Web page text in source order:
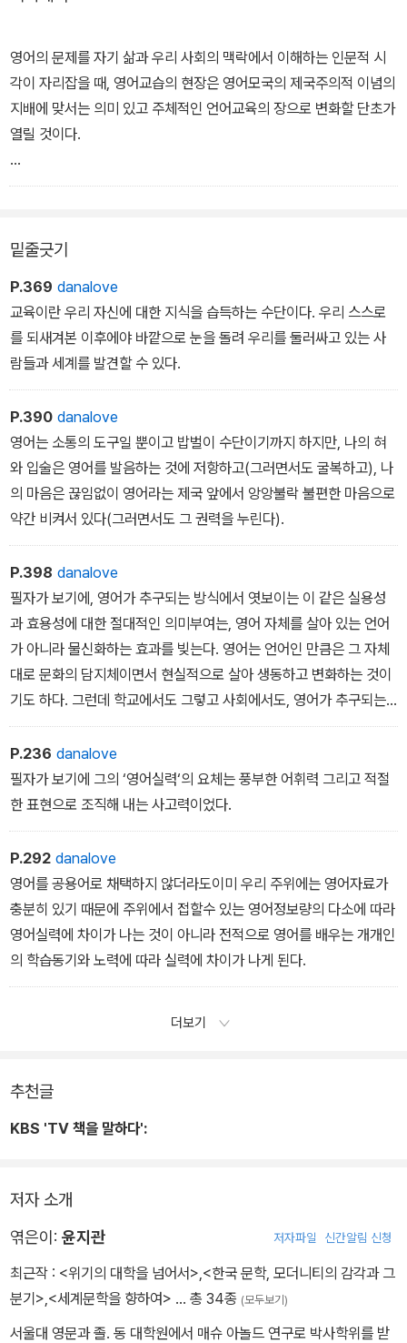
영어의 문제를 자기 삶과 우리 사회의 맥락에서 이해하는 인문적 시
각이 자리잡을 때, 영어교습의 현장은 영어모국의 제국주의적 이념의
지배에 맞서는 의미 있고 주체적인 언어교육의 장으로 변화할 단초가
열릴 것이다.
여기에는 언어를 도구나 기술의 차원만이 아니라 창조의 과정이자 역
이 필요한 국면인 것이다.-p40 중에서
영어가 세계 여러 지역에서 공용화론으로 이어지기까지는 영어는 곧
과학적 진보 혹은 발전적 근대를 수반한다는 신념이 크게 작용한다.
그러나 앞서 보았듯 영어가 상징하는 과학적 진보 혹은 발전적 근대
가 말 그대로 상징이라는 차원을 뛰어넘어 실제적인 차원에서 그 내
용을 실현하는지는 의문이다.
특히 아프리카와 인도 등지를 비롯한 제3세계의 경우 영어 공용화를
통한 진보 혹은 근대화라는 명분과 실리론이 수구세력의 기득권 유지
와 매우 밀접한 관련이 있다는 사실은 의심의 여지가 없다.-p333 중
에서
밑줄긋기
P.369 danalove
교육이란 우리 자신에 대한 지식을 습득하는 수단이다. 우리 스스로
를 되새겨본 이후에야 바깥으로 눈을 돌려 우리를 둘러싸고 있는 사
람들과 세계를 발견할 수 있다.
P.390 danalove
영어는 소통의 도구일 뿐이고 밥벌이 수단이기까지 하지만, 나의 혀
와 입술은 영어를 발음하는 것에 저항하고(그러면서도 굴복하고), 나
의 마음은 끊임없이 영어라는 제국 앞에서 앙앙불락 불편한 마음으로
약간 비켜서 있다(그러면서도 그 권력을 누린다).
P.398 danalove
필자가 보기에, 영어가 추구되는 방식에서 엿보이는 이 같은 실용성
과 효용성에 대한 절대적인 의미부여는, 영어 자체를 살아 있는 언어
가 아니라 물신화하는 효과를 빚는다. 영어는 언어인 만큼은 그 자체
대로 문화의 담지체이면서 현실적으로 살아 생동하고 변화하는 것이
기도 하다. 그런데 학교에서도 그렇고 사회에서도, 영어가 추구되는
방식은 새로운 하나의 언어를 배운다는 의식보다는, 그것이 무엇이든
그 구사의 기술을 습득하여 어떤 이득을 보겠다는 생각에 지배되고
있다.
P.236 danalove
필자가 보기에 그의 ‘영어실력‘의 요체는 풍부한 어휘력 그리고 적절
한 표현으로 조직해 내는 사고력이었다.
P.292 danalove
영어를 공용어로 채택하지 않더라도이미 우리 주위에는 영어자료가
충분히 있기 때문에 주위에서 접할수 있는 영어정보량의 다소에 따라
영어실력에 차이가 나는 것이 아니라 전적으로 영어를 배우는 개개인
의 학습동기와 노력에 따라 실력에 차이가 나게 된다.
더보기
추천글
KBS 'TV 책을 말하다':
저자 소개
엮은이: 윤지관 저자파일 신간알림 신청
최근작 : <위기의 대학을 넘어서> <한국 문학, 모더니티의 감각과 그
분기> <세계문학을 향하여> … 총 34종 (모두보기)
서울대 영문과 졸. 동 대학원에서 매슈 아놀드 연구로 박사학위를 받